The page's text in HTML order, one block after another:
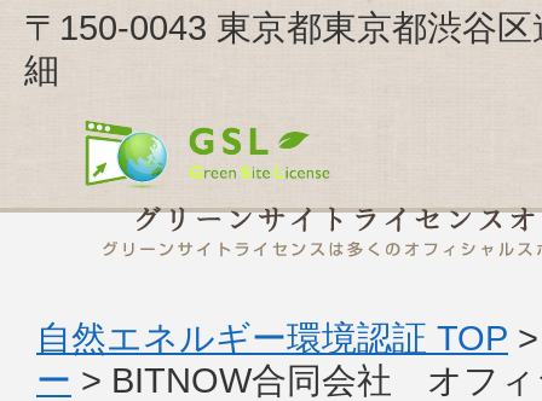
〒150-0043 東京都東京都渋谷
細
自然エネルギー環境認証 TOP
ー > BITNOW合同会社 オフ